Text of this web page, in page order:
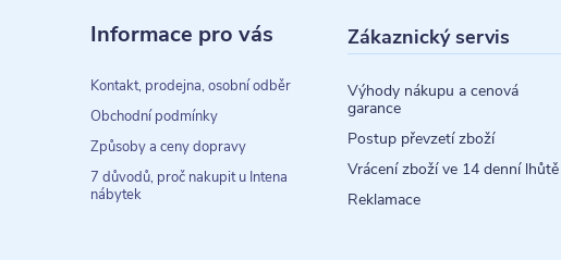
Informace pro vás
Kontakt, prodejna, osobní odběr
Obchodní podmínky
Způsoby a ceny dopravy
7 důvodů, proč nakupit u Intena
nábytek
Zákaznický servis
Výhody nákupu a cenová
garance
Postup převzetí zboží
Vrácení zboží ve 14 denní lhůtě
Reklamace